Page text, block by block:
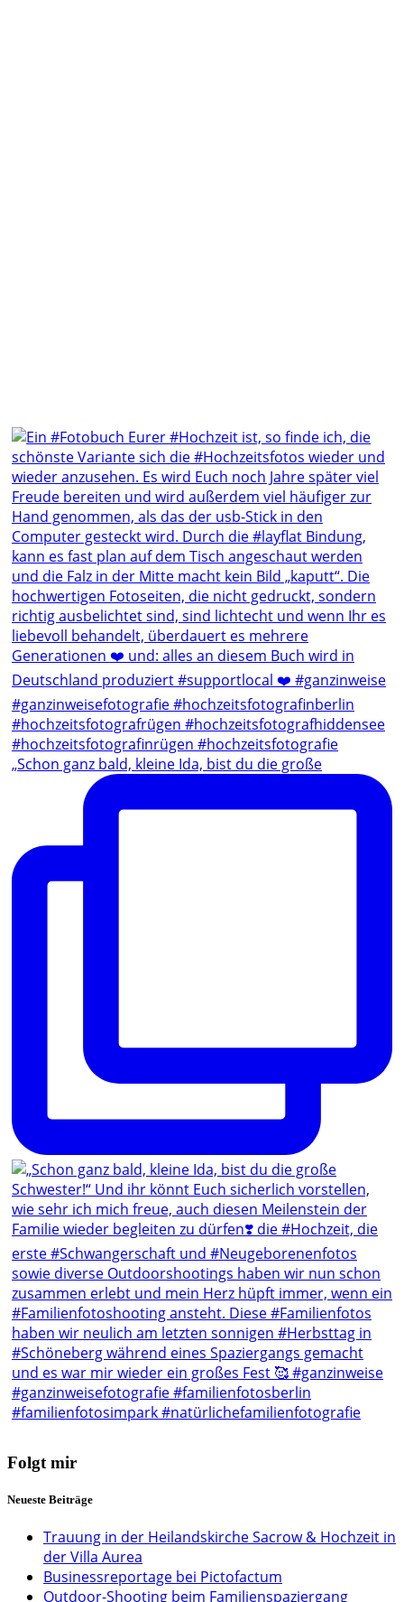
„Schon ganz bald, kleine Ida, bist du die große
Folgt mir
Neueste Beiträge
Trauung in der Heilandskirche Sacrow & Hochzeit in
der Villa Aurea
Businessreportage bei Pictofactum
Outdoor-Shooting beim Familienspaziergang